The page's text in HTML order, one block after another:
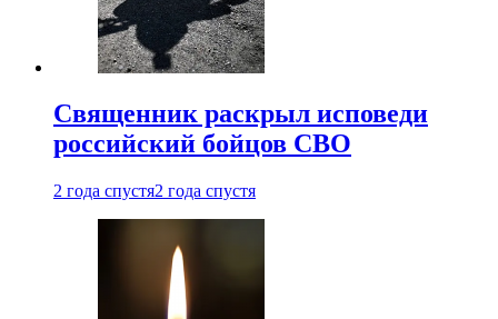
Священник раскрыл исповеди
российский бойцов СВО
2 года спустя2 года спустя